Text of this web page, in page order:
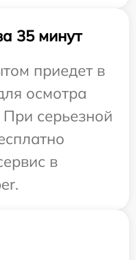
35 минут
приедет в
осмотра
серьезной
в